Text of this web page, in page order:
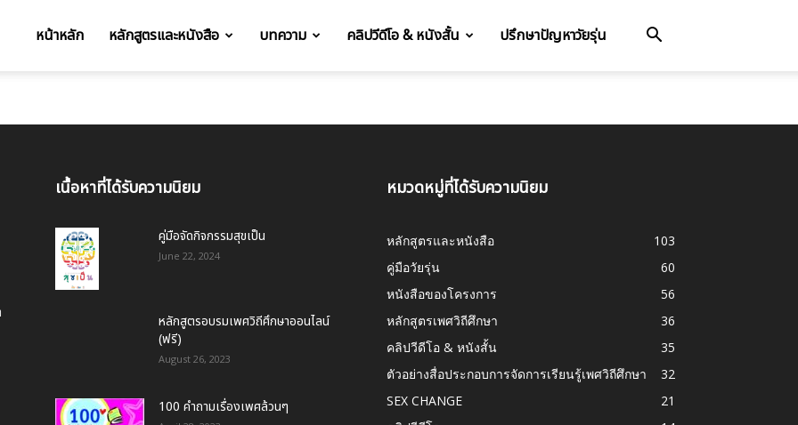
หน้าหลัก หลักสูตรและหนังสือ บทความ คลิปวีดีโอ & หนังสั้น ปรึกษาปัญหาวัยรุ่น
เนื้อหาที่ได้รับความนิยม
คู่มือจัดกิจกรรมสุขเป็น
June 22, 2024
หลักสูตรอบรมเพศวิถีศึกษาออนไลน์
(ฟรี)
August 26, 2023
100 คำถามเรื่องเพศล้วนๆ
หมวดหมู่ที่ได้รับความนิยม
หลักสูตรและหนังสือ
103
คู่มือวัยรุ่น
60
หนังสือของโครงการ
56
หลักสูตรเพศวิถีศึกษา
36
คลิปวีดีโอ & หนังสั้น
35
ตัวอย่างสื่อประกอบการจัดการเรียนรู้เพศวิถีศึกษา
32
SEX CHANGE
21